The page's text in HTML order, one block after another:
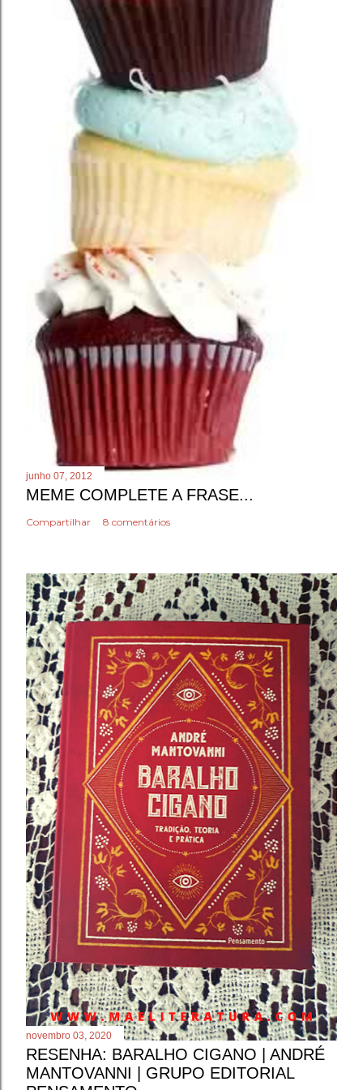
junho 07, 2012
MEME COMPLETE A FRASE...
Compartilhar 8 comentários
novembro 03, 2020
RESENHA: BARALHO CIGANO | ANDRÉ
MANTOVANNI | GRUPO EDITORIAL